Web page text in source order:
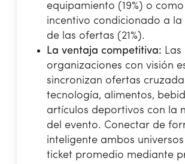
equipamiento (19%) o
incentivo condicionado a la
de las ofertas (21%).
La ventaja competitiva: Las
organizaciones con visión
sincronizan ofertas
tecnología, alimentos,
artículos deportivos con la
del evento. Conectar de
inteligente ambos universos
ticket promedio mediante